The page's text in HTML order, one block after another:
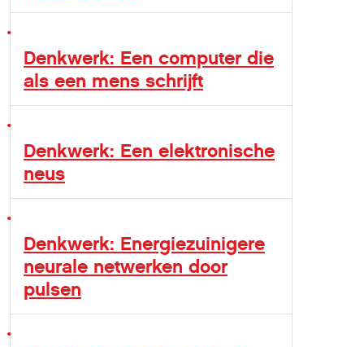
Denkwerk: Een computer die
als een mens schrijft
Denkwerk: Een elektronische
neus
Denkwerk: Energiezuinigere
neurale netwerken door
pulsen